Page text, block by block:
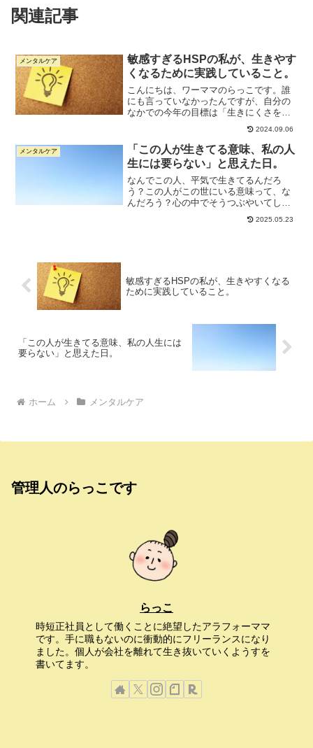
関連記事
メンタルケア
敏感すぎるHSPの私が、生きやす
くなるために実践していること。
こんにちは、ワーママのらっこです。誰
にも言っていなかったんですが、自分の
なかでの今年の目標は「生きにくさを改
善する」です。でした。この弱々なメン
タルを鍛えたいというか、弱い自分でも
生きていけるように工夫したいと思っ
て、かれこれ半年以上、色々...
2024.09.06
メンタルケア
「この人が生きてる意味、私の人
生には要らない」と思えた日。
なんでこの人、平気で生きてるんだろ
う？この人がこの世にいる意味って、な
んだろう？心の中でそうつぶやいてしま
うほど、私は疲れきっていた。関わりた
くないのに、関わらなきゃいけない人が
2025.05.23
敏感すぎるHSPの私が、生きやすくなる
ために実践していること。
「この人が生きてる意味、私の人生には
要らない」と思えた日。
ホーム メンタルケア
管理人のらっこです
らっこ
時短正社員として働くことに絶望したアラフォーママ
です。手に職もないのに衝動的にフリーランスになり
ました。個人が会社を離れて生き抜いていくようすを
書いてます。